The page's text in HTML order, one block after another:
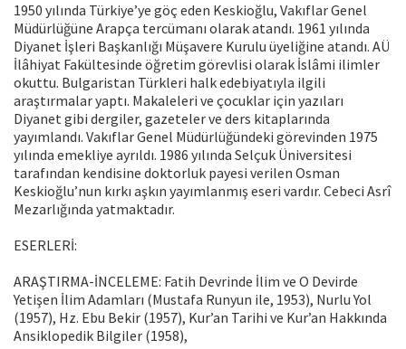
1950 yılında Türkiye’ye göç eden Keskioğlu, Vakıflar Genel
Müdürlüğüne Arapça tercümanı olarak atandı. 1961 yılında
Diyanet İşleri Başkanlığı Müşavere Kurulu üyeliğine atandı. AÜ
İlâhiyat Fakültesinde öğretim görevlisi olarak İslâmi ilimler
okuttu. Bulgaristan Türkleri halk edebiyatıyla ilgili
araştırmalar yaptı. Makaleleri ve çocuklar için yazıları
Diyanet gibi dergiler, gazeteler ve ders kitaplarında
yayımlandı. Vakıflar Genel Müdürlüğündeki görevinden 1975
yılında emekliye ayrıldı. 1986 yılında Selçuk Üniversitesi
tarafından kendisine doktorluk payesi verilen Osman
Keskioğlu’nun kırkı aşkın yayımlanmış eseri vardır. Cebeci Asrî
Mezarlığında yatmaktadır.
ESERLERİ:
ARAŞTIRMA-İNCELEME: Fatih Devrinde İlim ve O Devirde
Yetişen İlim Adamları (Mustafa Runyun ile, 1953), Nurlu Yol
(1957), Hz. Ebu Bekir (1957), Kur’an Tarihi ve Kur’an Hakkında
Ansiklopedik Bilgiler (1958),